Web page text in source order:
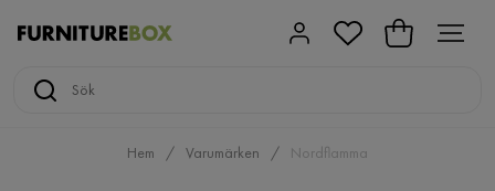
Hem Varumärken Nordflamma